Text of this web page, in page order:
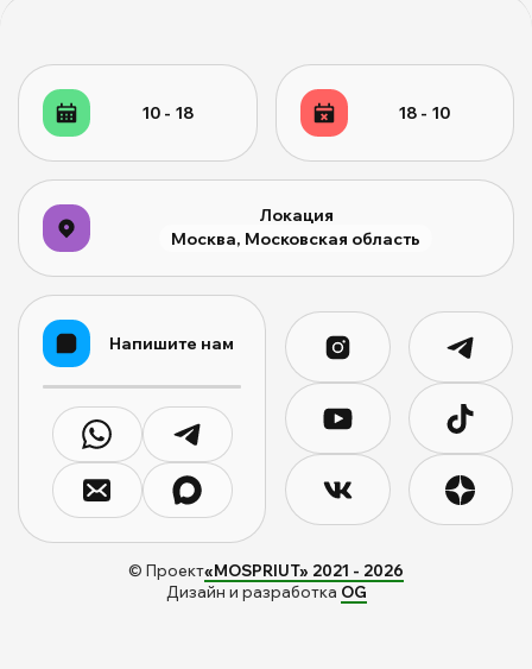
10 - 18 18 - 10
Локация
Москва, Московская область
Напишите нам
© Проект«MOSPRIUT» 2021 - 2026
Дизайн и разработка OG